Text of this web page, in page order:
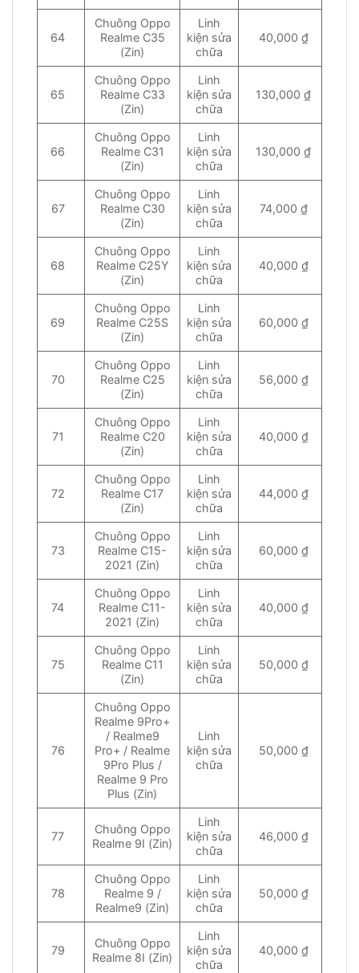
64
Chuông Oppo
Realme C35
(Zin)
Linh
kiện sửa
chữa
40,000 ₫
65
Chuông Oppo
Realme C33
(Zin)
Linh
kiện sửa
chữa
130,000 ₫
66
Chuông Oppo
Realme C31
(Zin)
Linh
kiện sửa
chữa
130,000 ₫
67
Chuông Oppo
Realme C30
(Zin)
Linh
kiện sửa
chữa
74,000 ₫
68
Chuông Oppo
Realme C25Y
(Zin)
Linh
kiện sửa
chữa
40,000 ₫
69
Chuông Oppo
Realme C25S
(Zin)
Linh
kiện sửa
chữa
60,000 ₫
70
Chuông Oppo
Realme C25
(Zin)
Linh
kiện sửa
chữa
56,000 ₫
71
Chuông Oppo
Realme C20
(Zin)
Linh
kiện sửa
chữa
40,000 ₫
72
Chuông Oppo
Realme C17
(Zin)
Linh
kiện sửa
chữa
44,000 ₫
73
Chuông Oppo
Realme C15-
2021 (Zin)
Linh
kiện sửa
chữa
60,000 ₫
74
Chuông Oppo
Realme C11-
2021 (Zin)
Linh
kiện sửa
chữa
40,000 ₫
75
Chuông Oppo
Realme C11
(Zin)
Linh
kiện sửa
chữa
50,000 ₫
76
Chuông Oppo
Realme 9Pro+
/ Realme9
Pro+ / Realme
9Pro Plus /
Realme 9 Pro
Plus (Zin)
Linh
kiện sửa
chữa
50,000 ₫
77
Chuông Oppo
Realme 9I (Zin)
Linh
kiện sửa
chữa
46,000 ₫
78
Chuông Oppo
Realme 9 /
Realme9 (Zin)
Linh
kiện sửa
chữa
50,000 ₫
79
Chuông Oppo
Realme 8I (Zin)
Linh
kiện sửa
chữa
40,000 ₫